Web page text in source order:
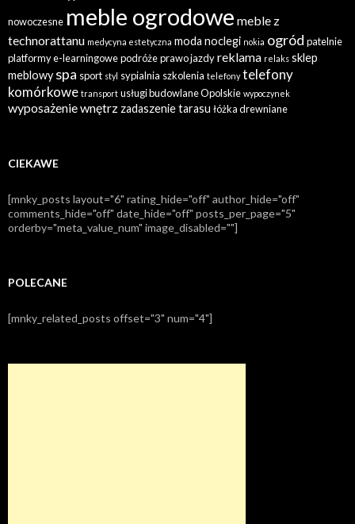
nowoczesne meble ogrodowe meble z
technorattanu medycyna estetyczna moda noclegi nokia ogród patelnie
platformy e-learningowepodróżeprawo jazdyreklama relaks sklep
meblowy spa sport styl sypialnia szkolenia telefony telefony
komórkowe transport usługi budowlane Opolskie wypoczynek
wyposażenie wnętrz zadaszenie tarasu łóżka drewniane
CIEKAWE
[mnky_posts layout="6" rating_hide="off" author_hide="off"
comments_hide="off" date_hide="off" posts_per_page="5"
orderby="meta_value_num" image_disabled=""]
POLECANE
[mnky_related_posts offset="3" num="4"]